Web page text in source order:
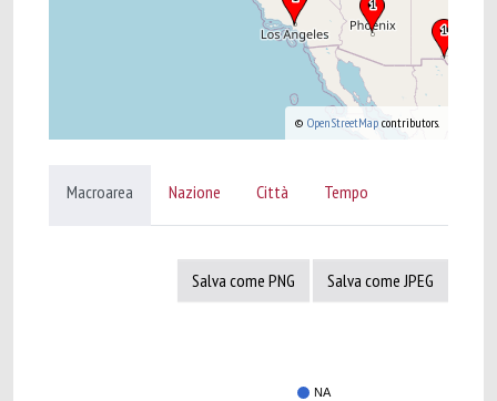
© OpenStreetMap contributors.
Macroarea Nazione Città Tempo
Salva come PNG Salva come JPEG
NA